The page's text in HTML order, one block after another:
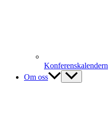
Konferenskalendern
Om oss